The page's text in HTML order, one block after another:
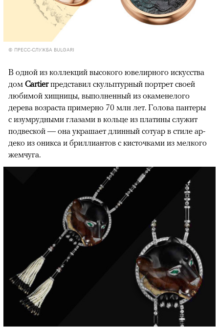
© ПРЕСС-СЛУЖБА BULGARI
В одной из коллекций высокого ювелирного искусства
дом Cartierпредставил скульптурный портрет своей
любимой хищницы, выполненный из окаменелого
дерева возраста примерно 70 млн лет. Голова пантеры
с изумрудными глазами в кольце из платины служит
подвеской — она украшает длинный сотуар в стиле ар-
деко из оникса и бриллиантов с кисточками из мелкого
жемчуга.